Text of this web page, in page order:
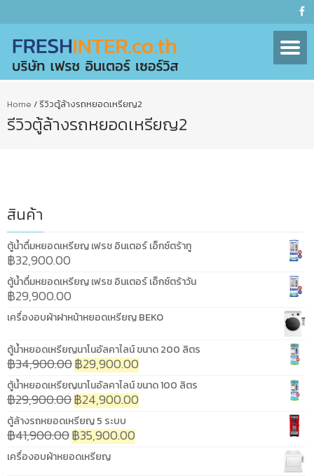
Home /รีวิวตู้ล้างรถหยอดเหรียญ2
รีวิวตู้ล้างรถหยอดเหรียญ2
สินค้า
ตู้น้ำดื่มหยอดเหรียญ เฟรช อินเตอร์ เอ็กซ์ตร้าทู
฿32,900.00
ตู้น้ำดื่มหยอดเหรียญ เฟรช อินเตอร์ เอ็กซ์ตร้าวัน
฿29,900.00
เครื่องอบผ้าฝาหน้าหยอดเหรียญ BEKO
ตู้น้ำหยอดเหรียญนาโนอัลคาไลน์ ขนาด 200 ลิตร
฿34,900.00฿29,900.00
ตู้น้ำหยอดเหรียญนาโนอัลคาไลน์ ขนาด 100 ลิตร
฿29,900.00฿24,900.00
ตู้ล้างรถหยอดเหรียญ 5 ระบบ
฿41,900.00฿35,900.00
เครื่องอบผ้าหยอดเหรียญ